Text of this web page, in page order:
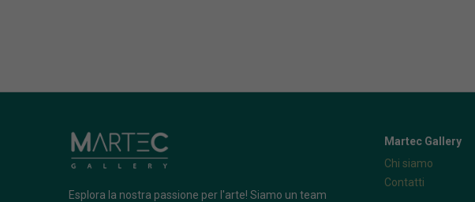
Esplora la nostra passione per l'arte! Siamo un team
Martec Gallery
Chi siamo
Contatti